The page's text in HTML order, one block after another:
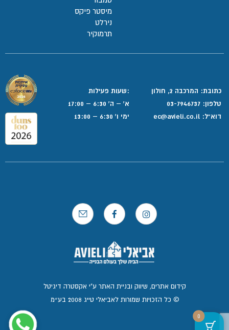
מיסטר פיקס
נירלט
תרמוקיר
כתובת: המרכבה 2, חולון
טלפון: 03-7946737
דוא”ל:
:שעות פעילות
א' – ה' 6:30 – 17:00
ימי ו' 6:30 – 13:00
© כל הזכויות שמורות לאביאלי טייג 2008 בע״מ
קידום אתרים, שיווק ובניית האתר ע"י אקסטרה דיגיטל
0